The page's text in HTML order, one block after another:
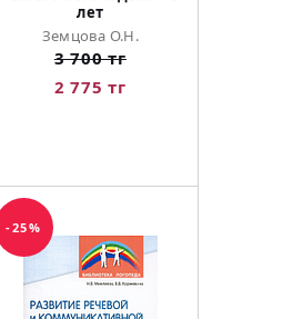
лет
Земцова О.Н.
3 700 тг
2 775 тг
-25%